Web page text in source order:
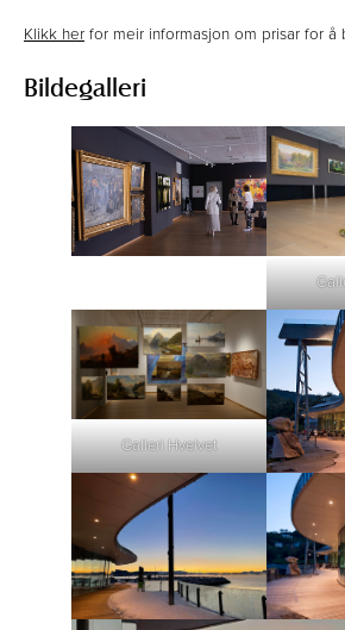
Klikk her for meir informasjon om prisar for å
Bildegalleri
Galleri Hvelvet